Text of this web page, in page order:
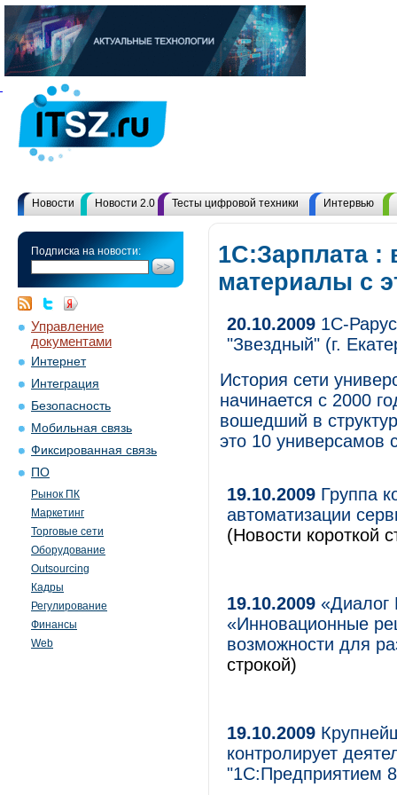
Новости Новости 2.0 Тесты цифровой техники Интервью
Подписка на новости:
Управление
документами
Интернет
Интеграция
Безопасность
Мобильная связь
Фиксированная связь
ПО
Рынок ПК
Маркетинг
Торговые сети
Оборудование
Outsourcing
Кадры
Регулирование
Финансы
Web
1С:Зарплата :
материалы с
20.10.2009 1С-
"Звездный" (г.
История сети
начинается с 2000
вошедший в
это 10 универсамов
19.10.2009 Группа
автоматизации
(Новости короткой
19.10.2009 «Диалог
«Инновационные
возможности для
строкой)
19.10.2009
контролирует
"1С:Предприятием